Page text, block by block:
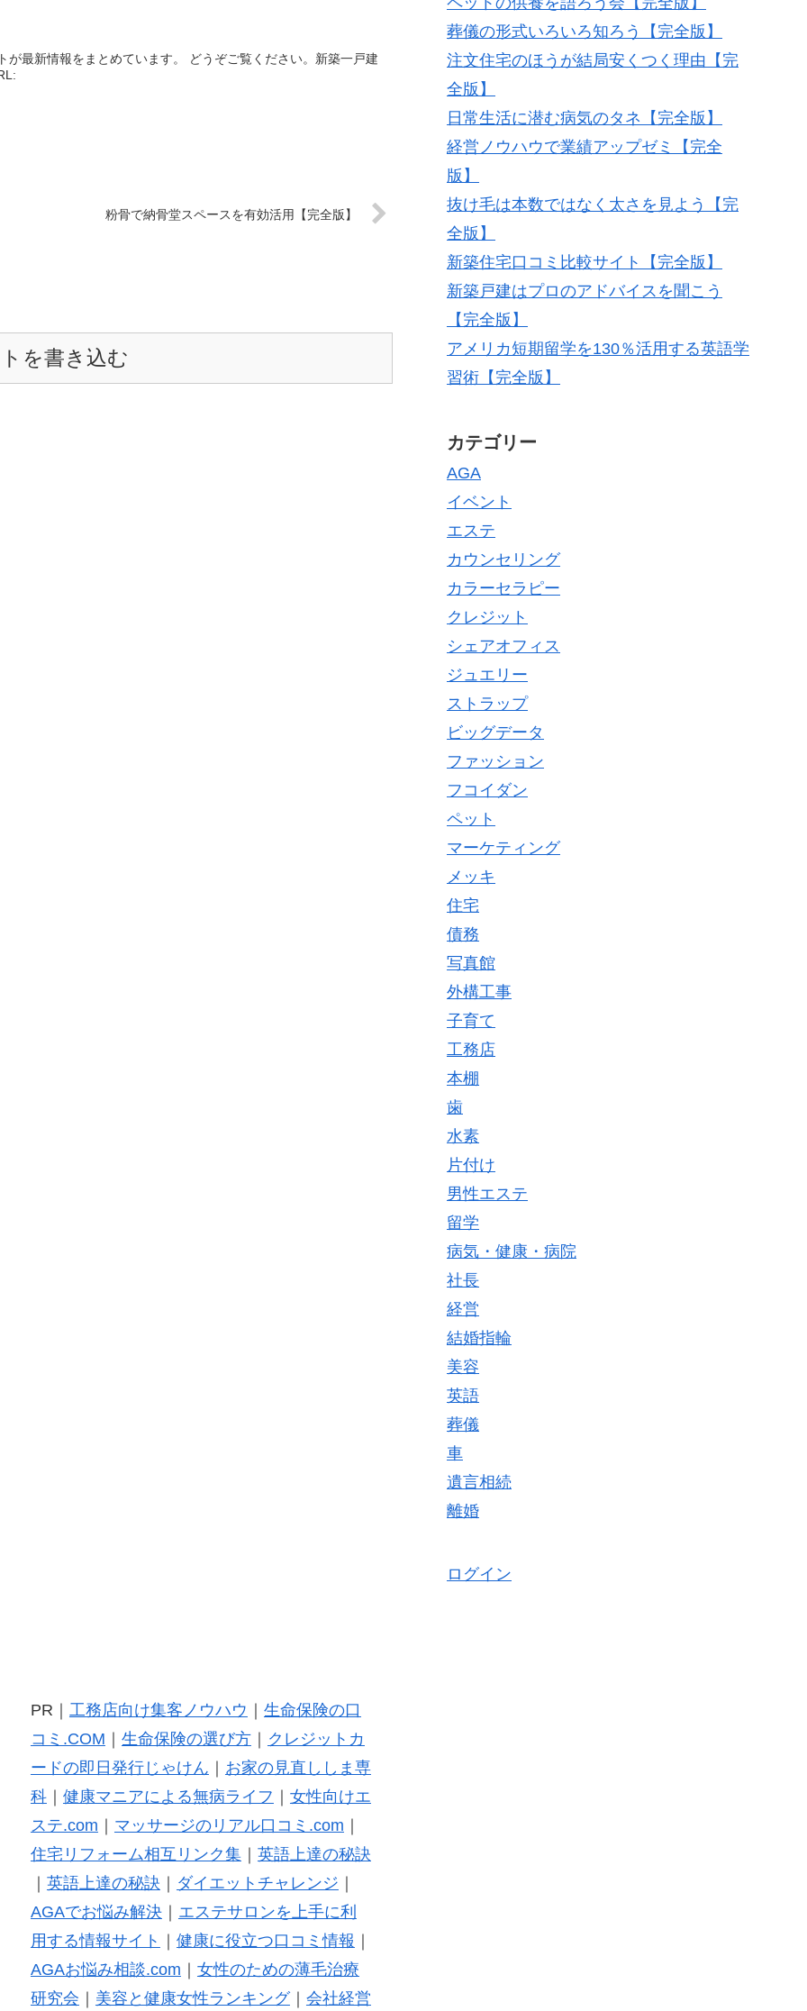
最新情報をまとめています。 どうぞご覧ください。新築一戸建
粉骨で納骨堂スペースを有効活用【完全版】
を書き込む
葬儀の形式いろいろ知ろう【完全版】
注文住宅のほうが結局安くつく理由【完
全版】
日常生活に潜む病気のタネ【完全版】
経営ノウハウで業績アップゼミ【完全
版】
抜け毛は本数ではなく太さを見よう【完
全版】
新築住宅口コミ比較サイト【完全版】
新築戸建はプロのアドバイスを聞こう
【完全版】
アメリカ短期留学を130％活用する英語学
習術【完全版】
カテゴリー
AGA
イベント
エステ
カウンセリング
カラーセラピー
クレジット
シェアオフィス
ジュエリー
ストラップ
ビッグデータ
ファッション
フコイダン
ペット
マーケティング
メッキ
住宅
債務
写真館
外構工事
子育て
工務店
本棚
歯
水素
片付け
男性エステ
留学
病気・健康・病院
社長
経営
結婚指輪
美容
英語
葬儀
車
遺言相続
離婚
ログイン
PR｜ 工務店向け集客ノウハウ
生命保険の口
コミ.COM
生命保険の選び方｜
クレジットカ
ードの即日発行じゃけん
お家の見直ししま専
科｜ 健康マニアによる無病ライフ
女性向けエ
ステ.com
マッサージのリアル口コミ.com
住宅リフォーム相互リンク集｜ 英語上達の秘訣
英語上達の秘訣 ダイエットチャレンジ
AGAでお悩み解決｜ エステサロンを上手に利
用する情報サイト
健康に役立つ口コミ情報
AGAお悩み相談.com
女性のための薄毛治療
研究会
美容と健康女性ランキング｜ 会社経営